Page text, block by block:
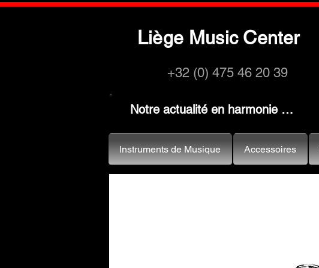
Liège Music Center
+32 (0) 475 46 20 39
Notre actualité en harmonie …
Instruments de Musique Accessoires